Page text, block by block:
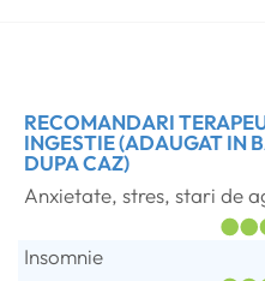
RECOMANDARI
INGESTIE (ADAUGAT IN
DUPA CAZ)
Anxietate, stres, stari de
Insomnie